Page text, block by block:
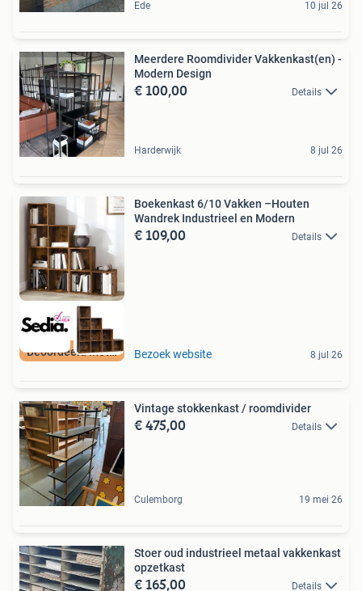
Ede 10 jul 26
Meerdere Roomdivider Vakkenkast(en) -
Modern Design
€ 100,00 Details
Harderwijk 8 jul 26
Beoordeeld met 9+
Boekenkast 6/10 Vakken –Houten
Wandrek Industrieel en Modern
€ 109,00 Details
Bezoek website 8 jul 26
Vintage stokkenkast / roomdivider
€ 475,00 Details
Culemborg 19 mei 26
Stoer oud industrieel metaal vakkenkast
opzetkast
€ 165,00 Details